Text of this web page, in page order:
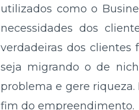
utilizados como o
necessidades dos
verdadeiras dos clientes
seja migrando o de
problema e gere
fim do empreendimento.